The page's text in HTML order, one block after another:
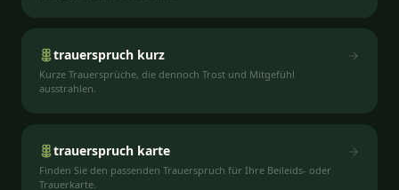
trauerspruch kurz
Kurze Trauersprüche, die dennoch Trost und Mitgefühl
ausstrahlen.
trauerspruch karte
Finden Sie den passenden Trauerspruch für Ihre Beileids- oder
Trauerkarte.